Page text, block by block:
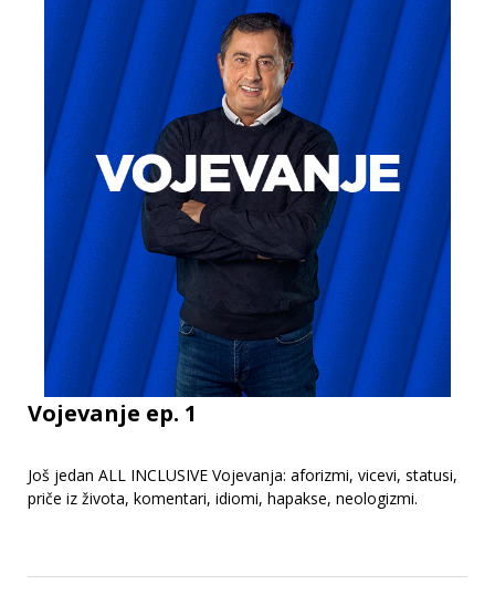
Vojevanje ep. 1
Još jedan ALL INCLUSIVE Vojevanja: aforizmi, vicevi, statusi,
priče iz života, komentari, idiomi, hapakse, neologizmi.